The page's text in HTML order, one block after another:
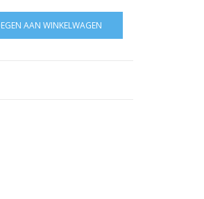
AAN WINKELWAGEN